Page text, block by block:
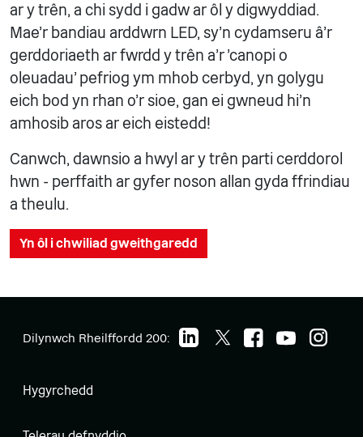
ar y trên, a chi sydd i gadw ar ôl y digwyddiad.
Mae'r bandiau arddwrn LED, sy'n cydamseru â'r
gerddoriaeth ar fwrdd y trên a'r 'canopi o
oleuadau' pefriog ym mhob cerbyd, yn golygu
eich bod yn rhan o'r sioe, gan ei gwneud hi'n
amhosib aros ar eich eistedd!
Canwch, dawnsio a hwyl ar y trên parti cerddorol
hwn - perffaith ar gyfer noson allan gyda ffrindiau
a theulu.
Yn ôl i chwiliad gweithgaredd
Dilynwch Rheilffordd 200:
Hygyrchedd